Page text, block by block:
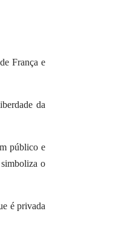
França e
da
público e
o
é privada